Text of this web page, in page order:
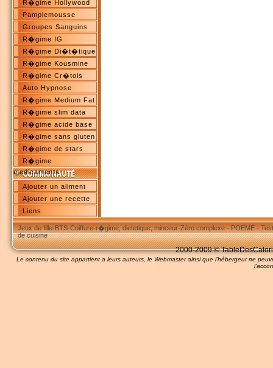
R�gime Hollywood
Pamplemousse
Groupes Sanguins
R�gime IG
R�gime Di�t�tique
R�gime Kousmine
R�gime Cr�tois
Auto Hypnose
R�gime Medium Fat
R�gime slim data
R�gime acide base
R�gime sans gluten
R�gime de stars
R�gime
medicaments
Ajouter un aliment
Ajouter une recette
Liens
Jeux de fille-BTS-Coiffure-r�gime, dietetique, minceur-Zéro complexe-POEME-
de cuisine
2000-2009 ©
Le contenu du site appartient a leurs auteurs, le Webmaster ainsi que l'hébergeur ne